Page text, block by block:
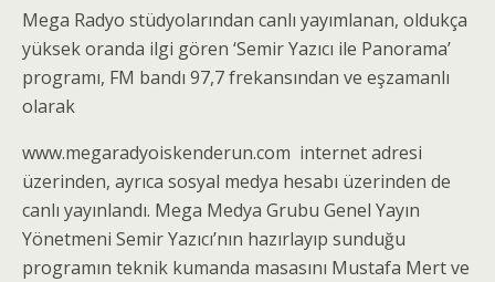
Mega Radyo stüdyolarından canlı yayımlanan, oldukça
yüksek oranda ilgi gören ‘Semir Yazıcı ile Panorama’
programı, FM bandı 97,7 frekansından ve eşzamanlı
olarak
www.megaradyoiskenderun.com internet adresi
üzerinden, ayrıca sosyal medya hesabı üzerinden de
canlı yayınlandı. Mega Medya Grubu Genel Yayın
Yönetmeni Semir Yazıcı’nın hazırlayıp sunduğu
programın teknik kumanda masasını Mustafa Mert ve